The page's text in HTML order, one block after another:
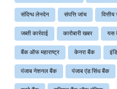
संदिग्ध लेनदेन संपत्ति जांच
जब्ती कार्रवाई कारोबारी खबर यस
बैंक ऑफ महाराष्ट्र केनरा बैंक
पंजाब नेशनल बैंक पंजाब एंड सिंध बैंक